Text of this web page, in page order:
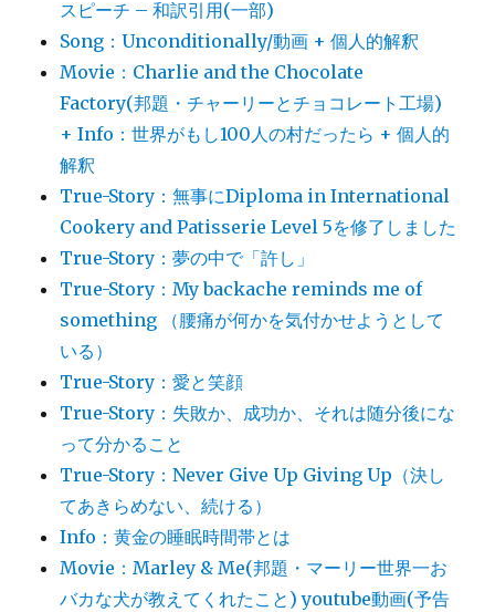
スピーチ – 和訳引用(一部)
Song：Unconditionally/動画 + 個人的解釈
Movie：Charlie and the Chocolate
Factory(邦題・チャーリーとチョコレート工場)
+ Info：世界がもし100人の村だったら + 個人的
解釈
True-Story：無事にDiploma in International
Cookery and Patisserie Level 5を修了しました
True-Story：夢の中で「許し」
True-Story：My backache reminds me of
something （腰痛が何かを気付かせようとして
いる）
True-Story：愛と笑顔
True-Story：失敗か、成功か、それは随分後にな
って分かること
True-Story：Never Give Up Giving Up（決し
てあきらめない、続ける）
Info：黄金の睡眠時間帯とは
Movie：Marley & Me(邦題・マーリー世界一お
バカな犬が教えてくれたこと) youtube動画(予告